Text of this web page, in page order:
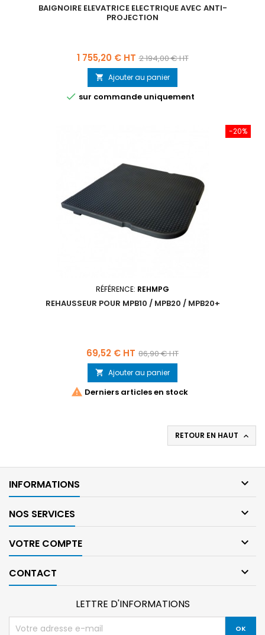
BAIGNOIRE ELEVATRICE ELECTRIQUE AVEC ANTI-
PROJECTION
Prix
1 755,20 € HT Prix
de
base
2 194,00 € HT
 Ajouter au panier
 sur commande uniquement
-20%
RÉFÉRENCE: REHMPG
REHAUSSEUR POUR MPB10 / MPB20 / MPB20+
Prix
69,52 € HT Prix
de
base
86,90 € HT
 Ajouter au panier
 Derniers articles en stock
RETOUR EN HAUT 
INFORMATIONS 
NOS SERVICES 
VOTRE COMPTE 
CONTACT 
LETTRE D'INFORMATIONS